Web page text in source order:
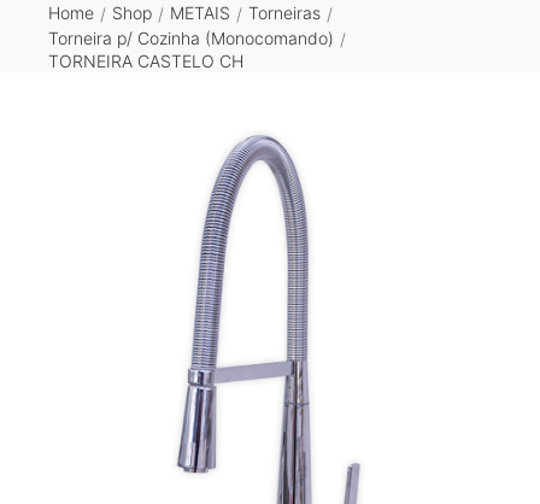
Home / Shop / METAIS / Torneiras /
Torneira p/ Cozinha (Monocomando) /
TORNEIRA CASTELO CH